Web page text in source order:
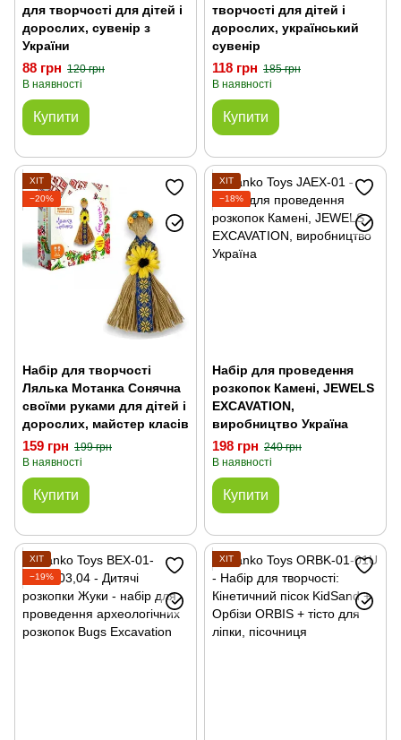
для творчості для дітей і
дорослих, сувенір з
України
88 грн 120 грн
В наявності
Купити
творчості для дітей і
дорослих, український
сувенір
118 грн 185 грн
В наявності
Купити
ХІТ
−20%
Набір для творчості
Лялька Мотанка Сонячна
своїми руками для дітей і
дорослих, майстер класів
159 грн 199 грн
В наявності
Купити
ХІТ
−18%
Набір для проведення
розкопок Камені, JEWELS
EXCAVATION,
виробництво Україна
198 грн 240 грн
В наявності
Купити
ХІТ
−19%
ХІТ